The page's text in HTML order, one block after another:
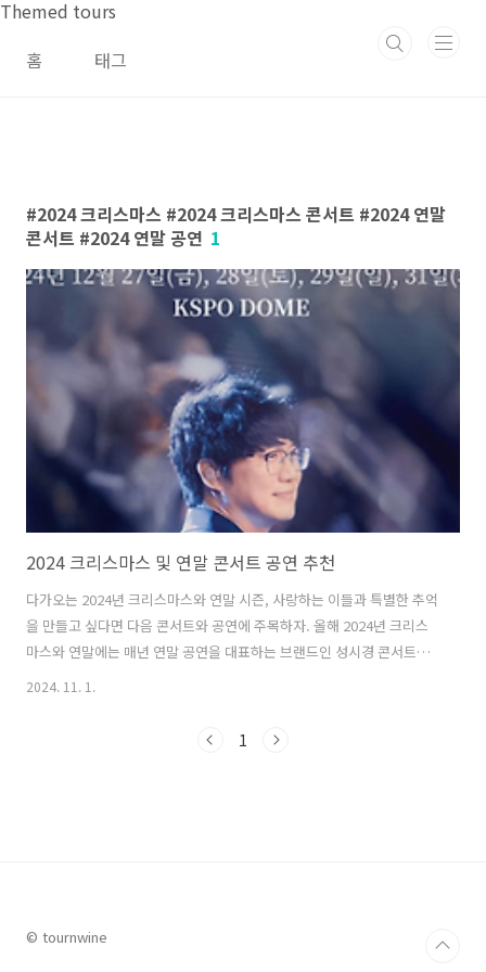
본문 바로가기
Themed tours
홈
태그
2024 크리스마스 #2024 크리스마스 콘서트 #2024 연말
콘서트 #2024 연말 공연 1
2024 크리스마스 및 연말 콘서트 공연 추천
다가오는 2024년 크리스마스와 연말 시즌, 사랑하는 이들과 특별한 추억
을 만들고 싶다면 다음 콘서트와 공연에 주목하자. 올해 2024년 크리스
마스와 연말에는 매년 연말 공연을 대표하는 브랜드인 성시경 콘서트부
터 우리에게 익숙한 광화문연가 뮤지컬 공연까지 마련되어 있다. 이번 글
곳을 추천한다. 1. 2024 성시경 연말 콘서트 2024 성시경 연말 콘서트 은
2024. 11. 1.
1
© tournwine